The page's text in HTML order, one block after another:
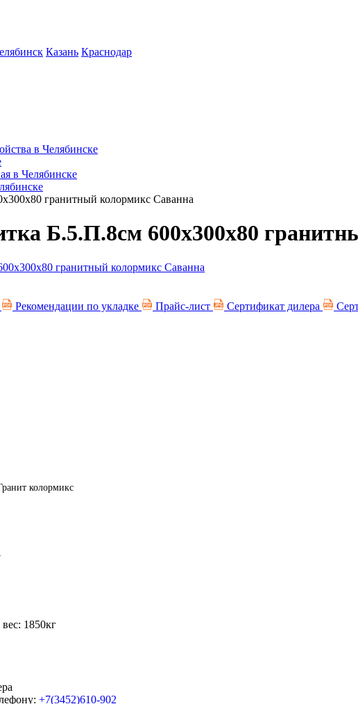
Казань Краснодар
в Челябинске
в Челябинске
гранитный колормикс Саванна
Б.5.П.8см 600х300х80
Рекомендации по укладке Прайс-лист Сертификат дилера
колормикс
1850кг
+7(3452)610-902